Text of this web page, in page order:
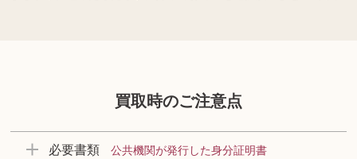
買取時のご注意点
必要書類 公共機関が発行した身分証明書